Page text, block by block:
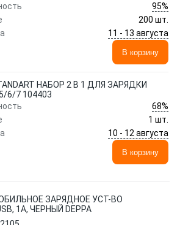
95%
200 шт.
11 - 13 августа
В корзину
НАБОР 2 В 1 ДЛЯ ЗАРЯДКИ
5/6/7 104403
68%
1 шт.
10 - 12 августа
В корзину
ЗАРЯДНОЕ УСТ-ВО
1А, ЧЕРНЫЙ DEPPA